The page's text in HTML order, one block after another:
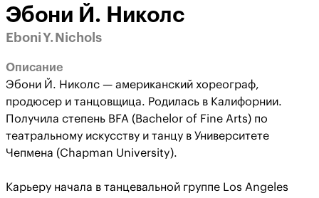
Эбони Й. Николс
Eboni Y. Nichols
Описание
Эбони Й. Николс — американский хореограф,
продюсер и танцовщица. Родилась в Калифорнии.
Получила степень BFA (Bachelor of Fine Arts) по
театральному искусству и танцу в Университете
Чепмена (Chapman University).
Карьеру начала в танцевальной группе Los Angeles